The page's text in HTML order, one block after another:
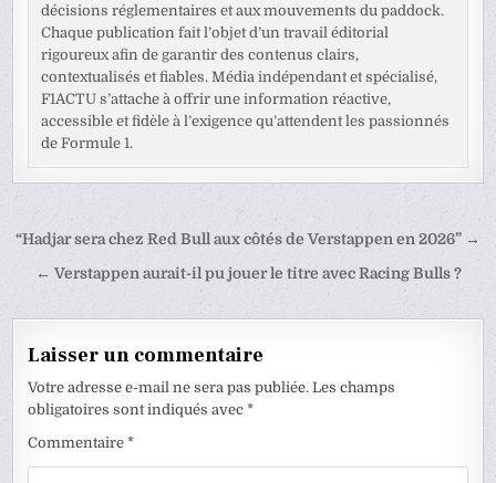
décisions réglementaires et aux mouvements du paddock.
Chaque publication fait l’objet d’un travail éditorial
rigoureux afin de garantir des contenus clairs,
contextualisés et fiables. Média indépendant et spécialisé,
F1ACTU s’attache à offrir une information réactive,
accessible et fidèle à l’exigence qu’attendent les passionnés
de Formule 1.
Navigation
de
“Hadjar sera chez Red Bull aux côtés de Verstappen en 2026” →
← Verstappen aurait-il pu jouer le titre avec Racing Bulls ?
Laisser un commentaire
Votre adresse e-mail ne sera pas publiée. Les champs
obligatoires sont indiqués avec*
Commentaire*